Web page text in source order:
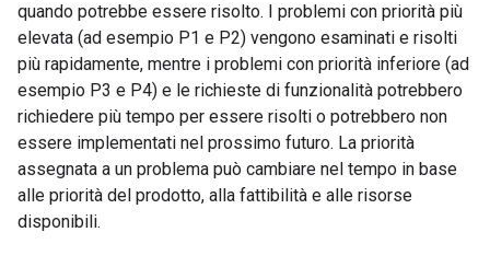
quando potrebbe essere risolto. I problemi con priorità più
elevata (ad esempio P1 e P2) vengono esaminati e risolti
più rapidamente, mentre i problemi con priorità inferiore (ad
esempio P3 e P4) e le richieste di funzionalità potrebbero
richiedere più tempo per essere risolti o potrebbero non
essere implementati nel prossimo futuro. La priorità
assegnata a un problema può cambiare nel tempo in base
alle priorità del prodotto, alla fattibilità e alle risorse
disponibili.